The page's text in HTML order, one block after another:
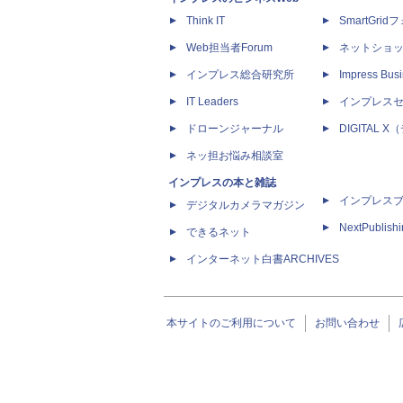
Think IT
Web担当者Forum
インプレス総合研究所
IT Leaders
ドローンジャーナル
ネッ担お悩み相談室
インプレスの本と雑誌
デジタルカメラマガジン
できるネット
インターネット白書ARCHIVES
SmartGridフ
ネットショ
Impress
インプレス
DIGITAL X（
インプレス
本サイトのご利用について お問い合わせ